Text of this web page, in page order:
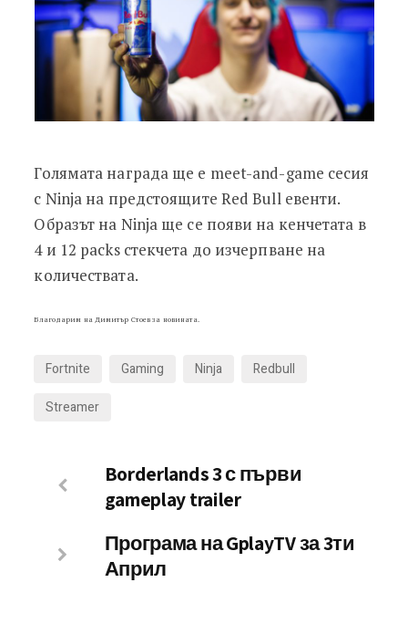
Голямата награда ще е meet-and-game сесия
с Ninja на предстоящите Red Bull евенти.
Образът на Ninja ще се появи на кенчетата в
4 и 12 packs стекчета до изчерпване на
количествата.
Благодарим на Димитър Стоев за новината.
Fortnite Gaming Ninja
Redbull
Streamer
Borderlands 3 с първи
gameplay trailer
Програма на GplayTV за 3ти
Април